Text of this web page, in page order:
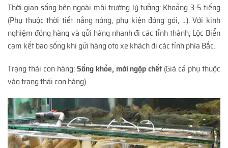
Thời gian sống bên ngoài môi trường lý tưởng: Khoảng 3-5 tiếng
(Phụ thuộc thời tiết nắng nóng, phụ kiện đóng gói, ...). Với kinh
nghiệm đóng hàng và gửi hàng nhanh đi các tỉnh thành; Lộc Biển
cam kết bao sống khi gửi hàng oto xe khách đi các tỉnh phía Bắc.
Trạng thái con hàng:Sống khỏe, mới ngộp chết(Giá cả phụ thuộc
vào trạng thái con hàng)